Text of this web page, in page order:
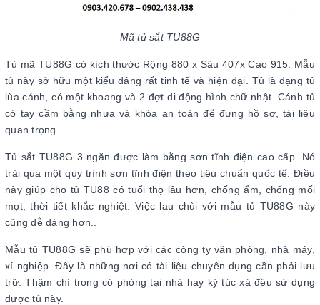
Mã tủ sắt TU88G
Tủ mã TU88G có kích thước Rộng 880 x Sâu 407x Cao 915. Mẫu
tủ này sở hữu một kiểu dáng rất tinh tế và hiện đại. Tủ là dạng tủ
lùa cánh, có một khoang và 2 đợt di động hình chữ nhật. Cánh tủ
có tay cầm bằng nhựa và khóa an toàn để đựng hồ sơ, tài liệu
quan trọng.
Tủ sắt TU88G 3 ngăn được làm bằng sơn tĩnh điện cao cấp. Nó
trải qua một quy trình sơn tĩnh điện theo tiêu chuẩn quốc tế. Điều
này giúp cho tủ TU88 có tuổi thọ lâu hơn, chống ẩm, chống mối
mọt, thời tiết khắc nghiệt. Việc lau chùi với mẫu tủ TU88G này
cũng dễ dàng hơn..
Mẫu tủ TU88G sẽ phù hợp với các công ty văn phòng, nhà máy,
xí nghiệp. Đây là những nơi có tài liệu chuyên dụng cần phải lưu
trữ. Thậm chí trong có phòng tại nhà hay ký túc xá đều sử dụng
được tủ này.